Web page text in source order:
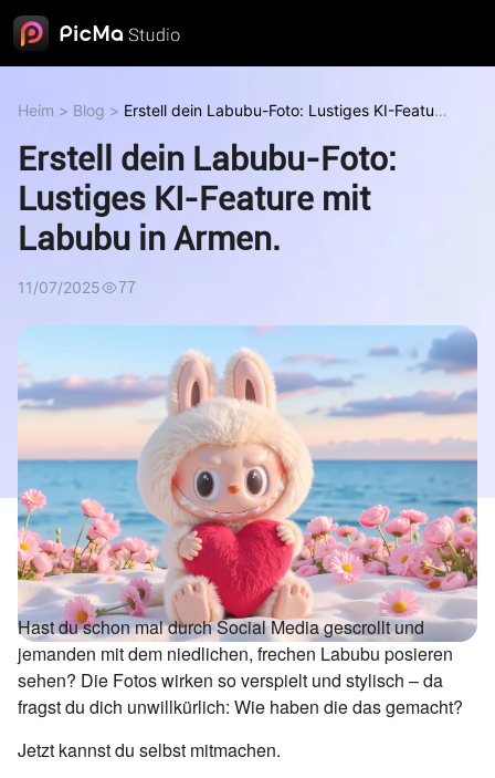
Heim > Blog > Erstell dein Labubu-Foto: Lustiges KI-Feature
Erstell dein Labubu-Foto:
Lustiges KI-Feature mit
Labubu in Armen.
11/07/2025 77
Hast du schon mal durch Social Media gescrollt und
jemanden mit dem niedlichen, frechen Labubu posieren
sehen? Die Fotos wirken so verspielt und stylisch – da
fragst du dich unwillkürlich: Wie haben die das gemacht?
Jetzt kannst du selbst mitmachen.